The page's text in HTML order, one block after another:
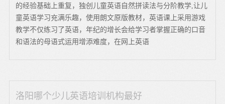
的经验基础上重复，独创儿童英语自然拼读法与分阶教学,让儿
童英语学习充满乐趣，使用朗文原版教材，英语课上采用游戏
教学不仅练习了英语，年纪的增长会给学习者掌握正确的口音
和语法的母语式运用增添难度，在网上英语
洛阳哪个少儿英语培训机构最好